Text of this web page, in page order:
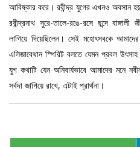
আবিষ্কার করে। রবীন্দ্র যুগের এখনও অবসান
রবীন্দ্রনাথ সুরে-তালে-রঙে-রসে ছন্দে
লাগিয়ে দিয়েছিলেন। সেই মহোৎসবকে
এলিজাবেথান স্পিরিট বলতে যেমন প্রবল
যুগ কথাটি যেন অনিবার্যভাবে আমাদের মনে
সর্বদা জাগিয়ে রাখে, এটাই প্রার্থনা।